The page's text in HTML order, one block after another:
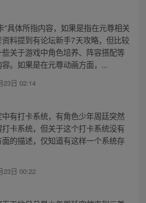
”具体所指内容，如果是指在元尊相关
料提到有论坛新手7天攻略，但比较
关于游戏中角色培养、阵容搭配等
。如果是在元尊动画方面，...
23日 02:14
有打卡系统，有角色少年周廷突然
卡系统，但关于这个打卡系统没有
的描述，仅知道有这样一个系统存
23日 00:22